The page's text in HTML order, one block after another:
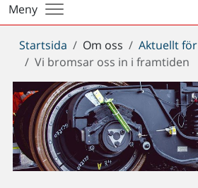
Meny
Du
är
här:
Startsida Om oss
Aktuellt
Vi bromsar oss in i framtiden